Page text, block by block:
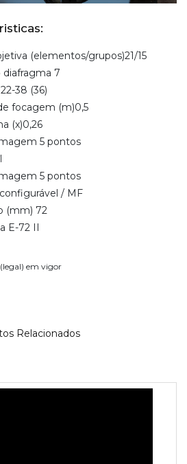
(elementos/grupos)21/15
diafragma 7
38 (36)
focagem (m)0,5
(x)0,26
5 pontos
5 pontos
/ MF
(mm) 72
E-72 II
em vigor
Relacionados